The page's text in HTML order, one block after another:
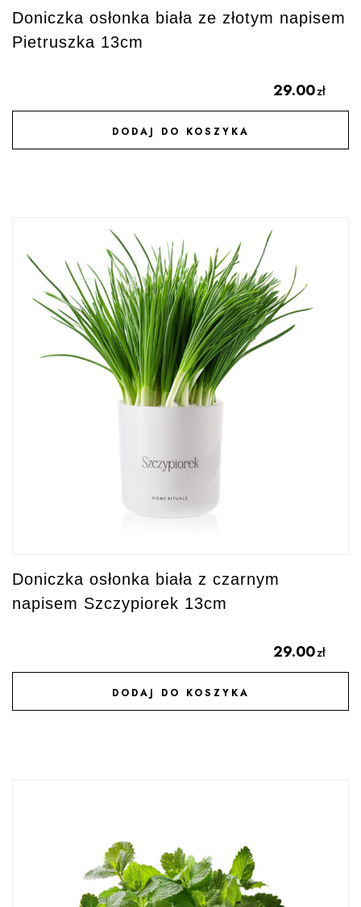
Doniczka osłonka biała ze złotym napisem
Pietruszka 13cm
29.00zł
DODAJ DO KOSZYKA
DODAJ DO ULUBIONYCH
Doniczka osłonka biała z czarnym
napisem Szczypiorek 13cm
29.00zł
DODAJ DO KOSZYKA
DODAJ DO ULUBIONYCH